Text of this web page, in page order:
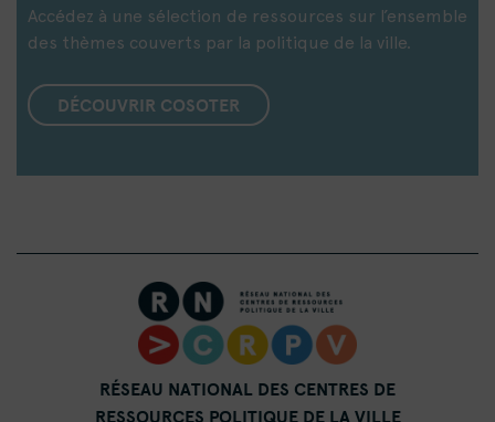
Accédez à une sélection de ressources sur l’ensemble
des thèmes couverts par la politique de la ville.
DÉCOUVRIR COSOTER
RÉSEAU NATIONAL DES CENTRES DE
RESSOURCES POLITIQUE DE LA VILLE